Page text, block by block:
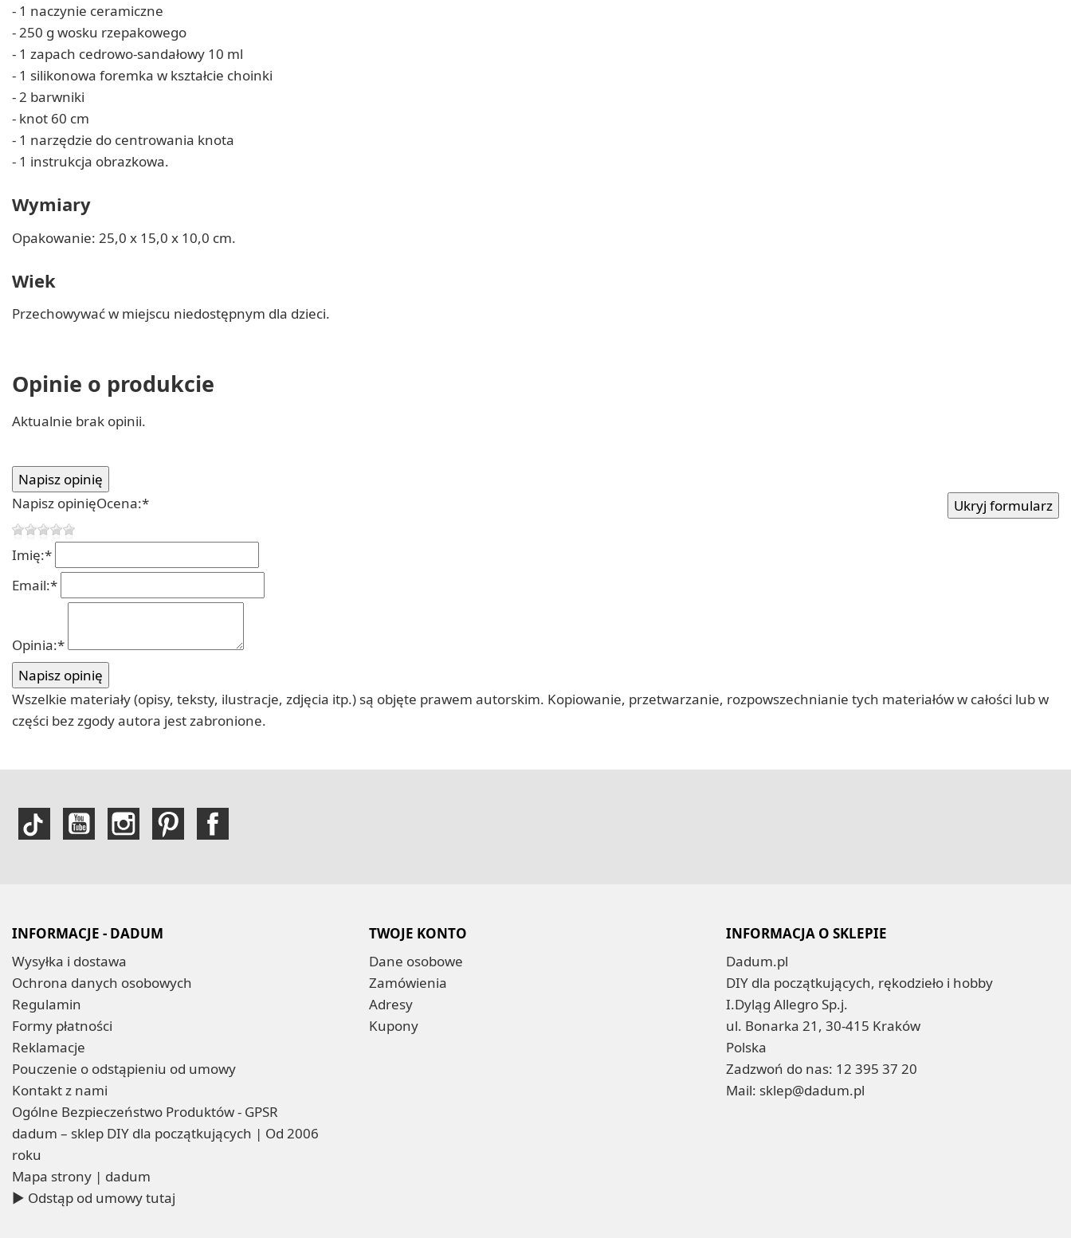
- 1 naczynie ceramiczne
- 250 g wosku rzepakowego
- 1 zapach cedrowo-sandałowy 10 ml
- 1 silikonowa foremka w kształcie choinki
- 2 barwniki
- knot 60 cm
- 1 narzędzie do centrowania knota
- 1 instrukcja obrazkowa.
Wymiary
Opakowanie: 25,0 x 15,0 x 10,0 cm.
Wiek
Przechowywać w miejscu niedostępnym dla dzieci.
Opinie o produkcie
Aktualnie brak opinii.
Napisz opinięOcena:*
Imię:*
Email:*
Opinia:*
Wszelkie materiały (opisy, teksty, ilustracje, zdjęcia itp.) są objęte prawem autorskim. Kopiowanie, przetwarzanie, rozpowszechnianie tych materiałów w całości lub w
części bez zgody autora jest zabronione.
INFORMACJE - DADUM
Wysyłka i dostawa
Ochrona danych osobowych
Regulamin
Formy płatności
Reklamacje
Pouczenie o odstąpieniu od umowy
Kontakt z nami
Ogólne Bezpieczeństwo Produktów - GPSR
dadum – sklep DIY dla początkujących | Od 2006
roku
Mapa strony | dadum
▶ Odstąp od umowy tutaj
TWOJE KONTO
Dane osobowe
Zamówienia
Adresy
Kupony
INFORMACJA O SKLEPIE
Dadum.pl
DIY dla początkujących, rękodzieło i hobby
I.Dyląg Allegro Sp.j.
ul. Bonarka 21, 30-415 Kraków
Polska
Zadzwoń do nas: 12 395 37 20
Mail: sklep@dadum.pl